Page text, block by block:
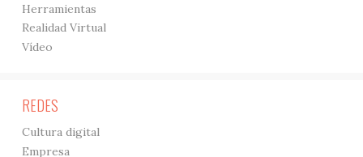
Herramientas
Realidad Virtual
Vídeo
REDES
Cultura digital
Empresa